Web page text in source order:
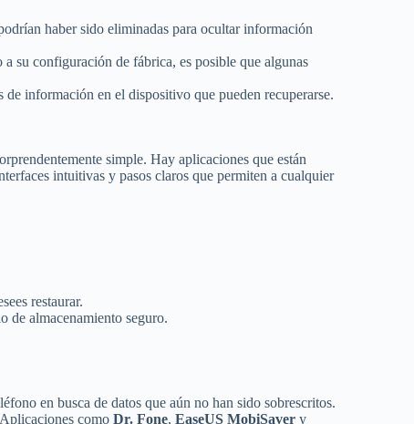
haber sido eliminadas para ocultar información
su configuración de fábrica, es posible que algunas
información en el dispositivo que pueden recuperarse.
simple. Hay aplicaciones que están
intuitivas y pasos claros que permiten a cualquier
restaurar.
de almacenamiento seguro.
en busca de datos que aún no han sido sobrescritos.
Aplicaciones comoDr. Fone,EaseUS MobiSaver y